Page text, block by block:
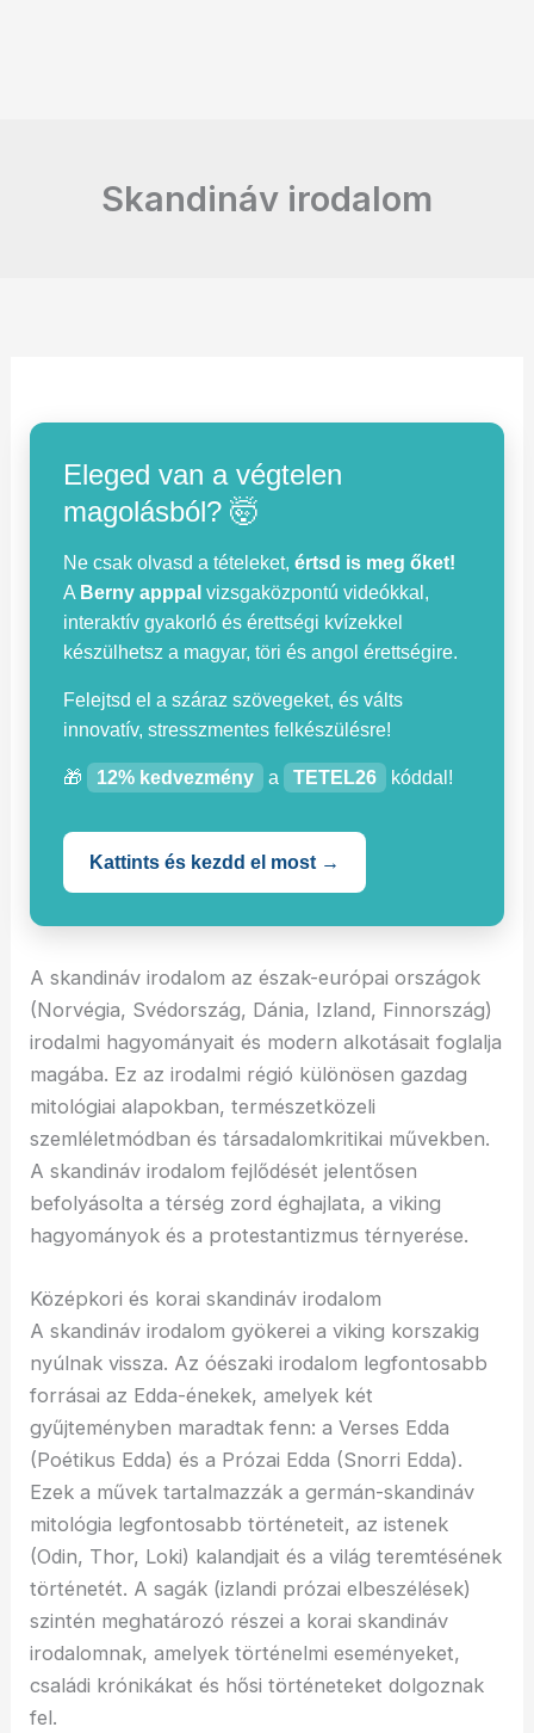
Skandináv irodalom
Eleged van a végtelen
magolásból? 🤯
Ne csak olvasd a tételeket,értsd is meg őket!
A Berny apppal vizsgaközpontú videókkal,
interaktív gyakorló és érettségi kvízekkel
készülhetsz a magyar, töri és angol érettségire.
Felejtsd el a száraz szövegeket, és válts
innovatív, stresszmentes felkészülésre!
🎁 12% kedvezmény a TETEL26 kóddal!
Kattints és kezdd el most →
A skandináv irodalom az észak-európai országok
(Norvégia, Svédország, Dánia, Izland, Finnország)
irodalmi hagyományait és modern alkotásait foglalja
magába. Ez az irodalmi régió különösen gazdag
mitológiai alapokban, természetközeli
szemléletmódban és társadalomkritikai művekben.
A skandináv irodalom fejlődését jelentősen
befolyásolta a térség zord éghajlata, a viking
hagyományok és a protestantizmus térnyerése.
Középkori és korai skandináv irodalom
A skandináv irodalom gyökerei a viking korszakig
nyúlnak vissza. Az óészaki irodalom legfontosabb
forrásai az Edda-énekek, amelyek két
gyűjteményben maradtak fenn: a Verses Edda
(Poétikus Edda) és a Prózai Edda (Snorri Edda).
Ezek a művek tartalmazzák a germán-skandináv
mitológia legfontosabb történeteit, az istenek
(Odin, Thor, Loki) kalandjait és a világ teremtésének
történetét. A sagák (izlandi prózai elbeszélések)
szintén meghatározó részei a korai skandináv
irodalomnak, amelyek történelmi eseményeket,
családi krónikákat és hősi történeteket dolgoznak
fel.